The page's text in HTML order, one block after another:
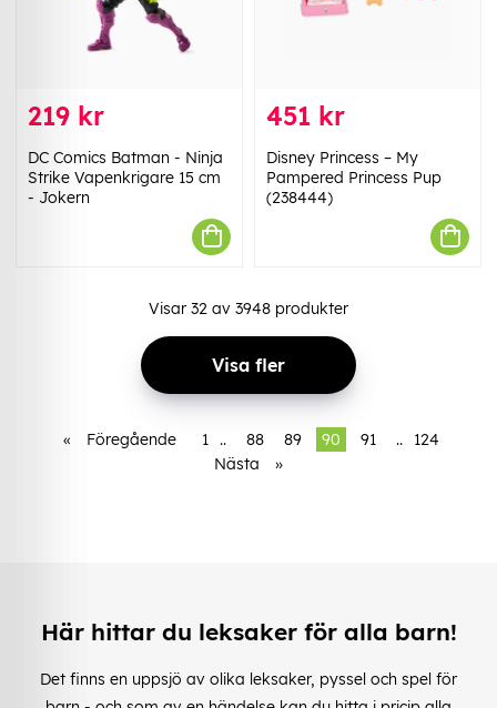
219 kr
DC Comics Batman - Ninja
Strike Vapenkrigare 15 cm
- Jokern
451 kr
Disney Princess – My
Pampered Princess Pup
(238444)
Visar 32 av 3948 produkter
Visa fler
« Föregående 1 .. 88 89 90 91 ..
124
Nästa
»
Här hittar du leksaker för alla barn!
Det finns en uppsjö av olika leksaker, pyssel och spel för